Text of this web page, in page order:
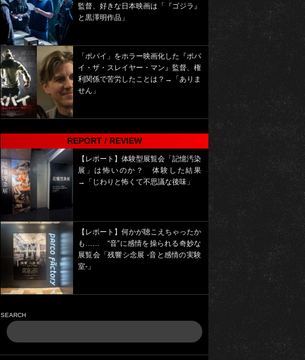
監督、好きな日本映画は「『ゴジラ』
と黒澤明作品」
「ポパイ」をホラー映画化した『ポパ
イ・ザ・スレイヤー・マン』監督、権
利関係で苦労したことは？→「ありま
せん」
REPORT / REVIEW
【レポート】体験型展覧会「記憶汚染
展」は怖いのか？ 体験した結果
→「じわりと怖くて不思議な後味」
【レポート】何かが聴こえちゃったか
も…… “音”に感情を操られる奇妙な
展覧会「残響シ念展 -⾳と感情の実験
室-」
SEARCH